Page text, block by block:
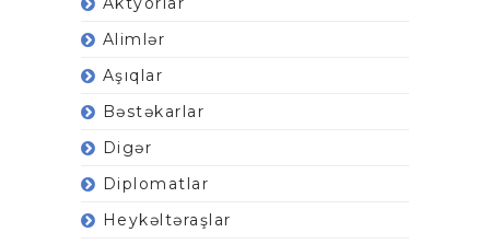
Alimlər
Aşıqlar
Bəstəkarlar
Digər
Diplomatlar
Heykəltəraşlar